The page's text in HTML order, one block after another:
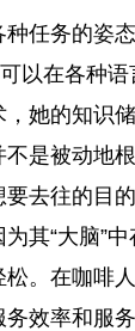
任务的姿
以在各种语
，她的知识
是被动地
要去往的目
其“大脑”中
。在咖啡
效率和服